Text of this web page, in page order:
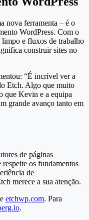
nova ferramenta – é o
WordPress. Com o
e fluxos de trabalho
construir sites no
“É incrível ver a
Etch. Algo que muito
que Kevin e a equipa
grande avanço tanto em
de páginas
os fundamentos
de
merece a sua atenção.
etchwp.com. Para
.